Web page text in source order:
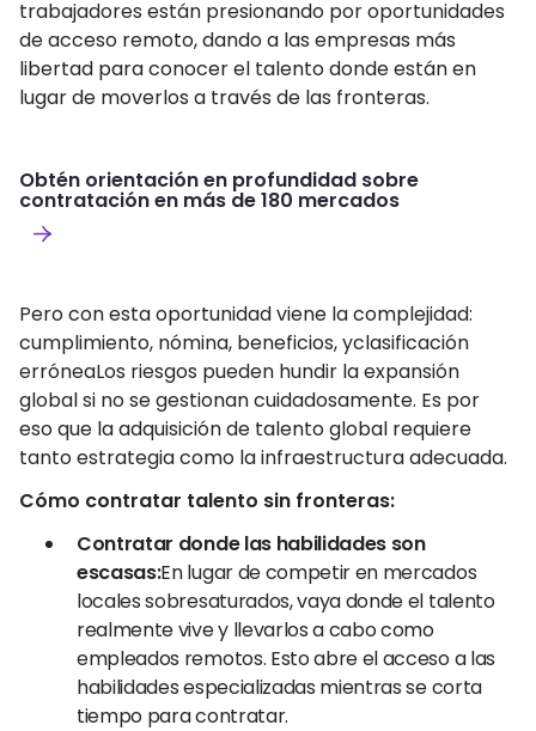
trabajadores están presionando por oportunidades
de acceso remoto, dando a las empresas más
libertad para conocer el talento donde están en
lugar de moverlos a través de las fronteras.
Obtén orientación en profundidad sobre
contratación en más de 180 mercados
Pero con esta oportunidad viene la complejidad:
cumplimiento, nómina, beneficios, yclasificación
erróneaLos riesgos pueden hundir la expansión
global si no se gestionan cuidadosamente. Es por
eso que la adquisición de talento global requiere
tanto estrategia como la infraestructura adecuada.
Cómo contratar talento sin fronteras:
Contratar donde las habilidades son
escasas:En lugar de competir en mercados
locales sobresaturados, vaya donde el talento
realmente vive y llevarlos a cabo como
empleados remotos. Esto abre el acceso a las
habilidades especializadas mientras se corta
tiempo para contratar.